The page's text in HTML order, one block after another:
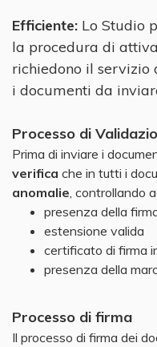
Efficiente: Lo Studio
la procedura di
richiedono il servizio
i documenti da
Processo di
Prima di inviare i
verifica che in tutti i
anomalie, controllando
presenza della
estensione valida
certificato di firma
presenza della
Processo di firma
Il processo di firma dei